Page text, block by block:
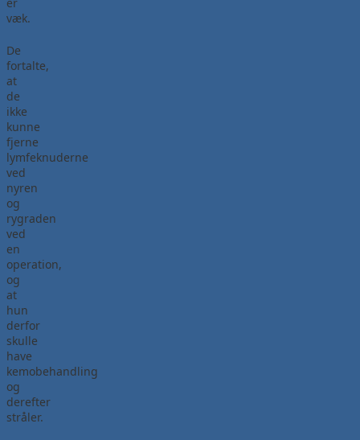
væk.
De
fortalte,
at
de
ikke
kunne
fjerne
lymfeknuderne
ved
nyren
og
rygraden
ved
en
operation,
og
at
hun
derfor
skulle
have
kemobehandling
og
derefter
stråler.